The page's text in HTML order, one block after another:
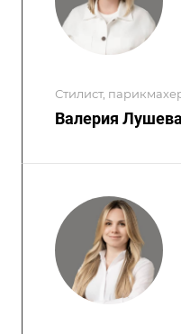
Стилист,
Валерия Лушева